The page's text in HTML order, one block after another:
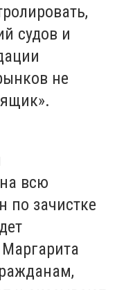
судов и
не
всю
по зачистке